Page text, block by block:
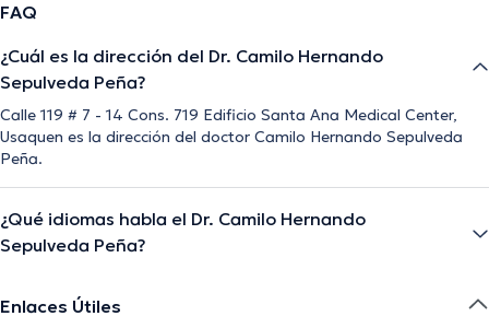
FAQ
¿Cuál es la dirección del Dr. Camilo Hernando
Sepulveda Peña?
Calle 119 # 7 - 14 Cons. 719 Edificio Santa Ana Medical Center,
Usaquen es la dirección del doctor Camilo Hernando Sepulveda
Peña.
¿Qué idiomas habla el Dr. Camilo Hernando
Sepulveda Peña?
Enlaces Útiles